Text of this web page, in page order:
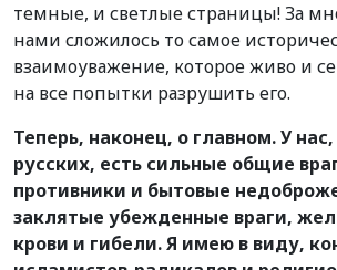
темные, и светлые страницы! За
нами сложилось то самое
взаимоуважение, которое живо и
на все попытки разрушить его.
Теперь, наконец, о главном. У
русских, есть сильные общие
противники и бытовые
заклятые убежденные враги,
крови и гибели. Я имею в виду,